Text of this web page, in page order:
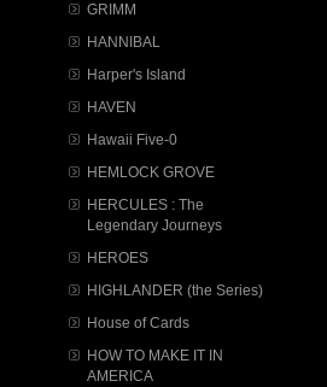
GRIMM
HANNIBAL
Harper's Island
HAVEN
Hawaii Five-0
HEMLOCK GROVE
HERCULES : The
Legendary Journeys
HEROES
HIGHLANDER (the Series)
House of Cards
HOW TO MAKE IT IN
AMERICA